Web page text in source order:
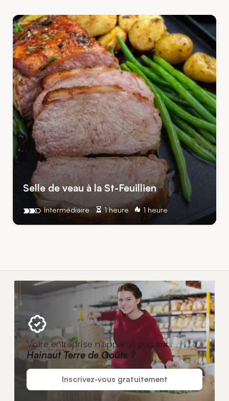
Selle de veau à la St-Feuillien
1 heure 1 heure
Intermédiaire
Votre entreprise n'apparaît pas sur
Hainaut Terre de Goûts ?
Inscrivez-vous gratuitement